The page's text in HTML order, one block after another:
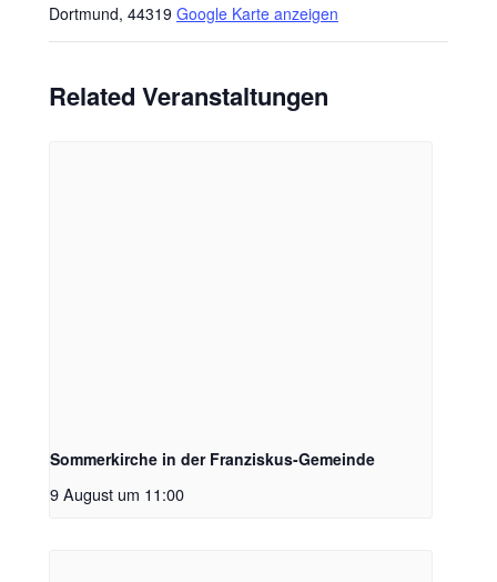
Dortmund, 44319 Google Karte anzeigen
Related Veranstaltungen
Sommerkirche in der Franziskus-Gemeinde
9 August um 11:00